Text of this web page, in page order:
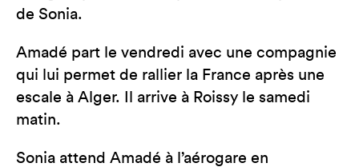
de Sonia.
Amadé part le vendredi avec une compagnie
qui lui permet de rallier la France après une
escale à Alger. Il arrive à Roissy le samedi
matin.
Sonia attend Amadé à l’aérogare en